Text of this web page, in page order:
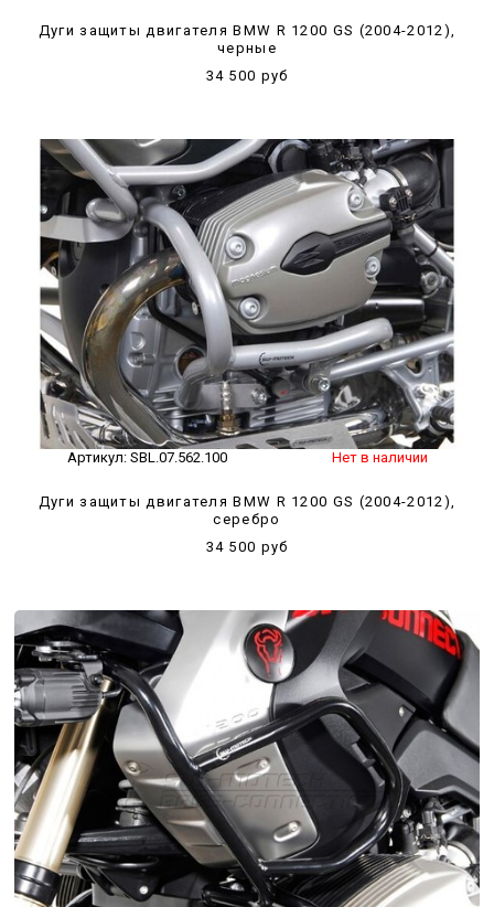
Дуги защиты двигателя BMW R 1200 GS (2004-2012),
черные
34 500 руб
Артикул: SBL.07.562.100 Нет в наличии
Дуги защиты двигателя BMW R 1200 GS (2004-2012),
серебро
34 500 руб